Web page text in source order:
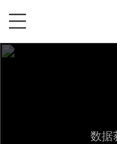
数据